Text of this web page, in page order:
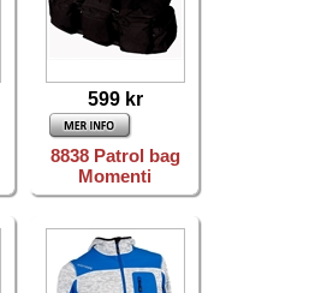
599 kr
8838 Patrol bag
Momenti